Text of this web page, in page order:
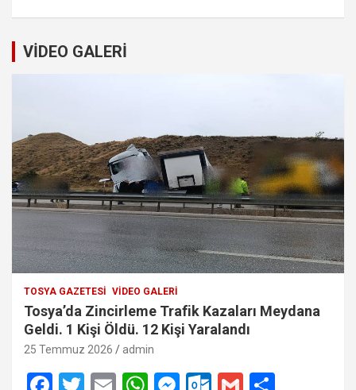
VİDEO GALERİ
TOSYA GAZETESI VIDEO GALERI
Tosya’da Zincirleme Trafik Kazaları Meydana
Geldi. 1 Kişi Öldü. 12 Kişi Yaralandı
25 Temmuz 2026 admin